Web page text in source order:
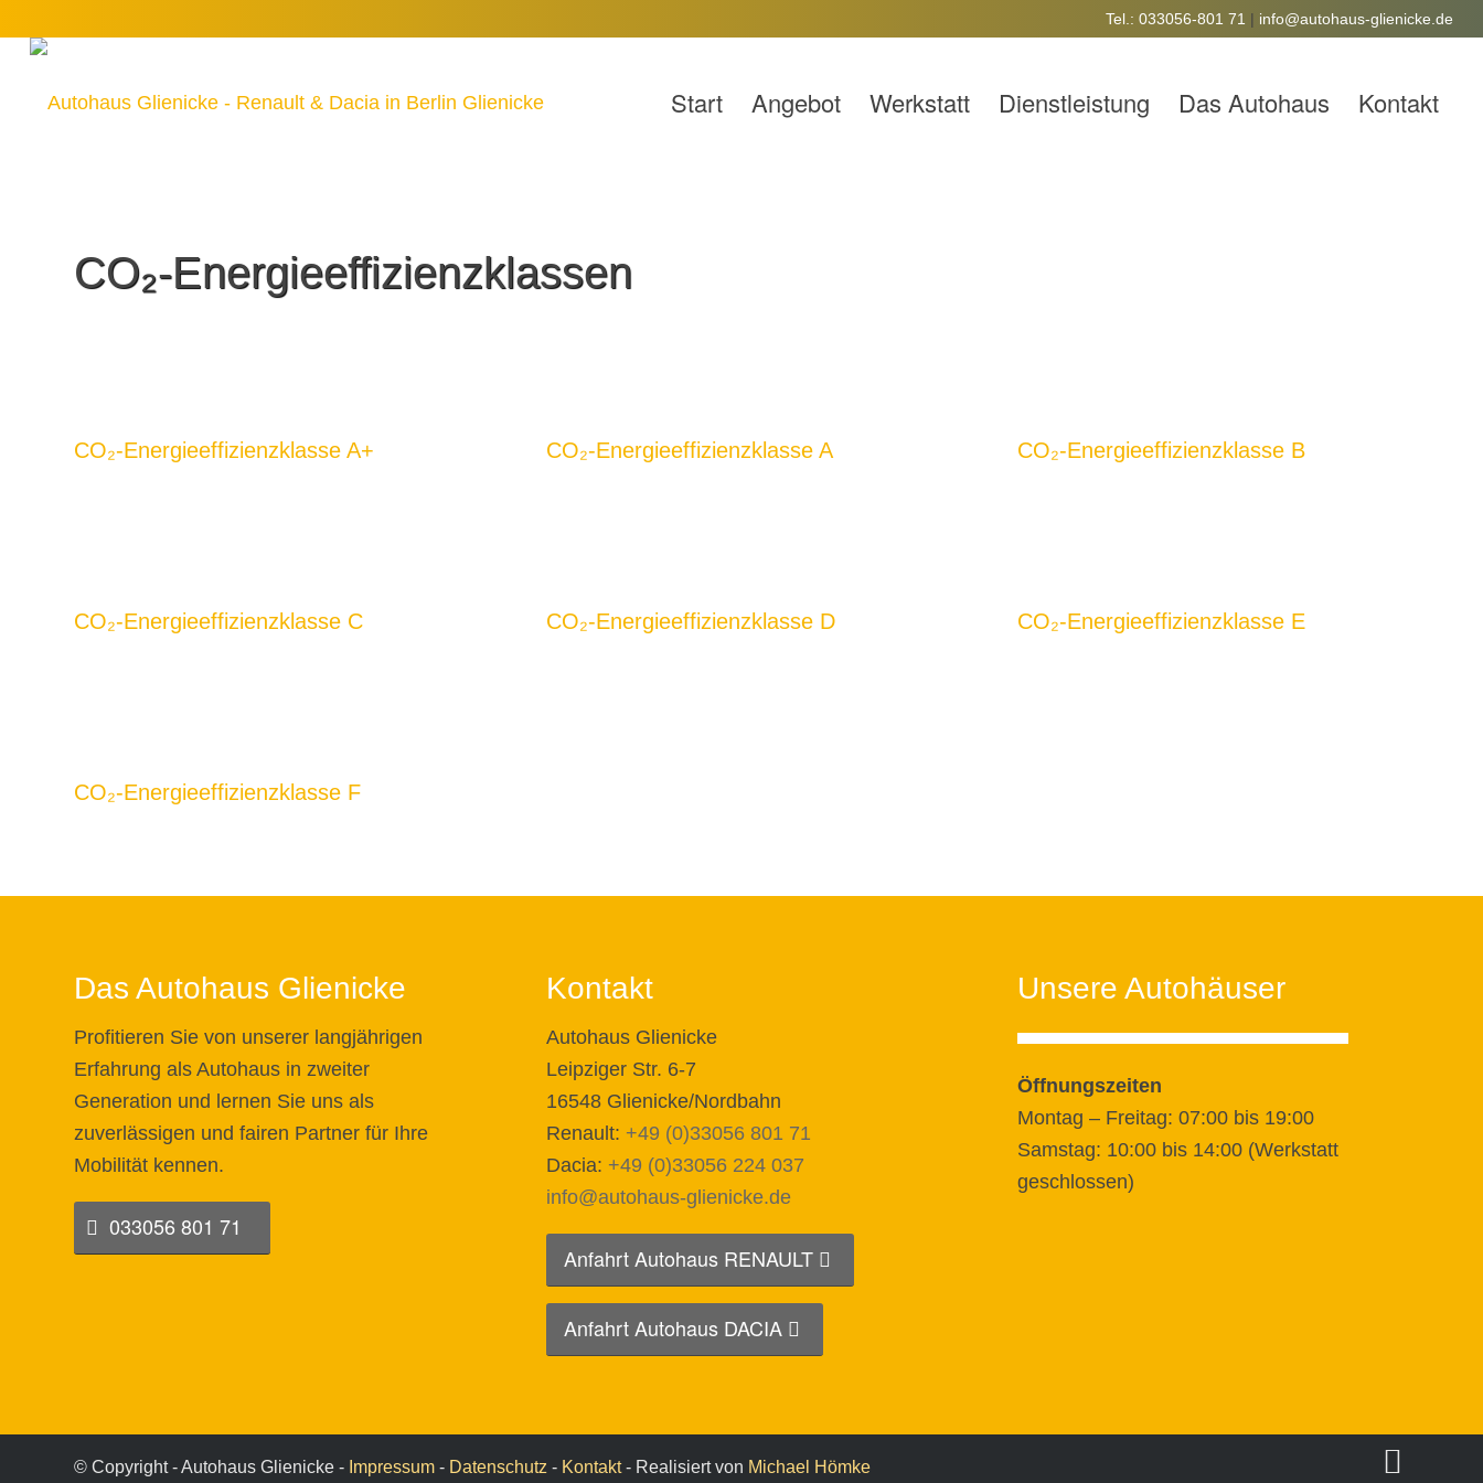
Tel.: 033056-801 71 | info@autohaus-glienicke.de
Start Angebot Werkstatt Dienstleistung Das Autohaus Kontakt
CO₂-Energieeffizienzklassen
CO₂-Energieeffizienzklasse A+ CO₂-Energieeffizienzklasse A CO₂-Energieeffizienzklasse B
CO₂-Energieeffizienzklasse C CO₂-Energieeffizienzklasse D CO₂-Energieeffizienzklasse E
CO₂-Energieeffizienzklasse F
Das Autohaus Glienicke
Profitieren Sie von unserer langjährigen
Erfahrung als Autohaus in zweiter
Generation und lernen Sie uns als
zuverlässigen und fairen Partner für Ihre
Mobilität kennen.
033056 801 71
Kontakt
Autohaus Glienicke
Leipziger Str. 6-7
16548 Glienicke/Nordbahn
Renault: +49 (0)33056 801 71
Dacia: +49 (0)33056 224 037
info@autohaus-glienicke.de
Anfahrt Autohaus RENAULT
Anfahrt Autohaus DACIA
Unsere Autohäuser
Öffnungszeiten
Montag – Freitag: 07:00 bis 19:00
Samstag: 10:00 bis 14:00 (Werkstatt
geschlossen)
© Copyright - Autohaus Glienicke - Impressum - Datenschutz - Kontakt- Realisiert von Michael Hömke